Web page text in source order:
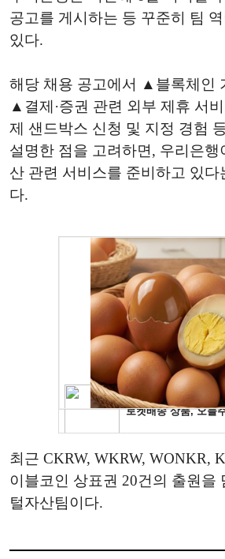
공고를 게시하는 등 꾸준히 팀
있다.
해당 채용 공고에서 ▲블록체인
▲결제·증권 관련 외부 제휴 서
제 샌드박스 신청 및 지정 경험
설명한 점을 고려하면, 우리은
산 관련 서비스를 준비하고 있다
다.
최근 CKRW, WKRW, WONKR,
이블코인 상표권 20건의 출원을
털자산팀이다.